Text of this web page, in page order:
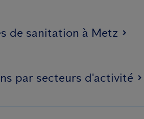
de sanitation à Metz
par secteurs d'activité